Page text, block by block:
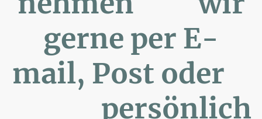
gerne per E-
mail, Post oder
persönlich